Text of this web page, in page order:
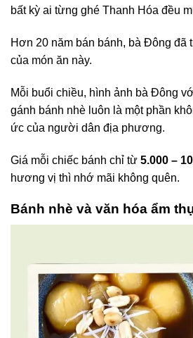
bất kỳ ai từng ghé Thanh Hóa đều
Hơn 20 năm bán bánh, bà Đông đã
của món ăn này.
Mỗi buổi chiều, hình ảnh bà Đông
gánh bánh nhè luôn là một phần
ức của người dân địa phương.
Giá mỗi chiếc bánh chỉ từ 5.000 –
hương vị thì nhớ mãi không quên.
Bánh nhè và văn hóa ẩm